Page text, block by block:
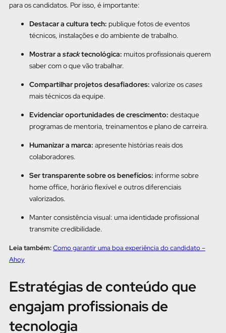
para os candidatos. Por isso, é importante:
Destacar a cultura tech: publique fotos de eventos
técnicos, instalações e do ambiente de trabalho.
Mostrar a stacktecnológica: muitos profissionais querem
saber com o que vão trabalhar.
Compartilhar projetos desafiadores: valorize oscases
mais técnicos da equipe.
Evidenciar oportunidades de crescimento: destaque
programas de mentoria, treinamentos e plano de carreira.
Humanizar a marca: apresente histórias reais dos
colaboradores.
Ser transparente sobre os benefícios: informe sobre
home office, horário flexível e outros diferenciais
valorizados.
Manter consistência visual: uma identidade profissional
transmite credibilidade.
Leia também:Como garantir uma boa experiência do candidato –
Ahoy
Estratégias de conteúdo que
engajam profissionais de
tecnologia